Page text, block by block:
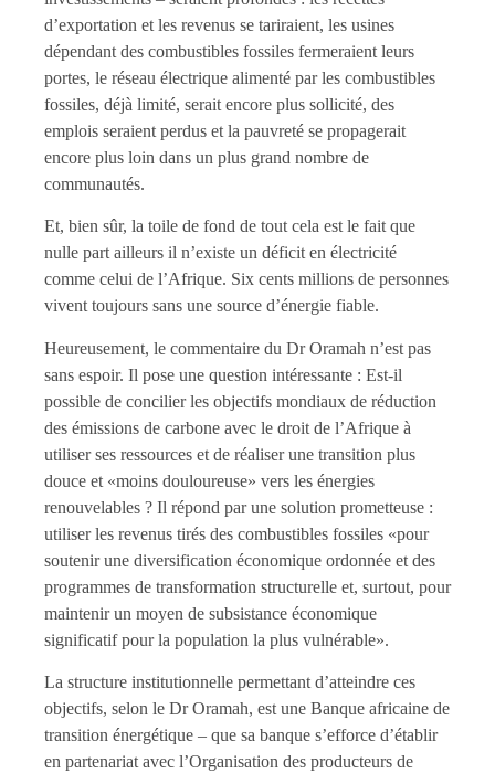
d’exportation et les revenus se tariraient, les usines
dépendant des combustibles fossiles fermeraient leurs
portes, le réseau électrique alimenté par les combustibles
fossiles, déjà limité, serait encore plus sollicité, des
emplois seraient perdus et la pauvreté se propagerait
encore plus loin dans un plus grand nombre de
communautés.
Et, bien sûr, la toile de fond de tout cela est le fait que
nulle part ailleurs il n’existe un déficit en électricité
comme celui de l’Afrique. Six cents millions de personnes
vivent toujours sans une source d’énergie fiable.
Heureusement, le commentaire du Dr Oramah n’est pas
sans espoir. Il pose une question intéressante : Est-il
possible de concilier les objectifs mondiaux de réduction
des émissions de carbone avec le droit de l’Afrique à
utiliser ses ressources et de réaliser une transition plus
douce et «moins douloureuse» vers les énergies
renouvelables ? Il répond par une solution prometteuse :
utiliser les revenus tirés des combustibles fossiles «pour
soutenir une diversification économique ordonnée et des
programmes de transformation structurelle et, surtout, pour
maintenir un moyen de subsistance économique
significatif pour la population la plus vulnérable».
La structure institutionnelle permettant d’atteindre ces
objectifs, selon le Dr Oramah, est une Banque africaine de
transition énergétique – que sa banque s’efforce d’établir
en partenariat avec l’Organisation des producteurs de